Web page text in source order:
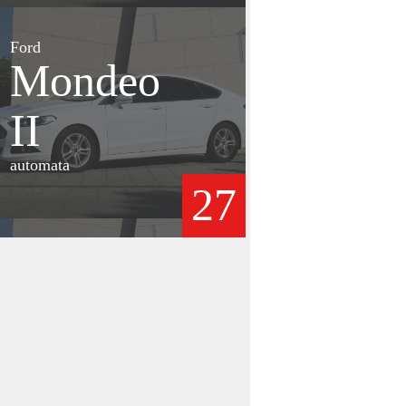
Ford
Mondeo
II
automata
27